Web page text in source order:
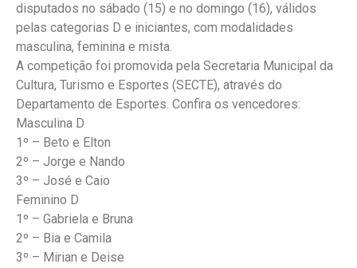
disputados no sábado (15) e no domingo (16), válidos
pelas categorias D e iniciantes, com modalidades
masculina, feminina e mista.
A competição foi promovida pela Secretaria Municipal da
Cultura, Turismo e Esportes (SECTE), através do
Departamento de Esportes. Confira os vencedores:
Masculina D
1º – Beto e Elton
2º – Jorge e Nando
3º – José e Caio
Feminino D
1º – Gabriela e Bruna
2º – Bia e Camila
3º – Mirian e Deise